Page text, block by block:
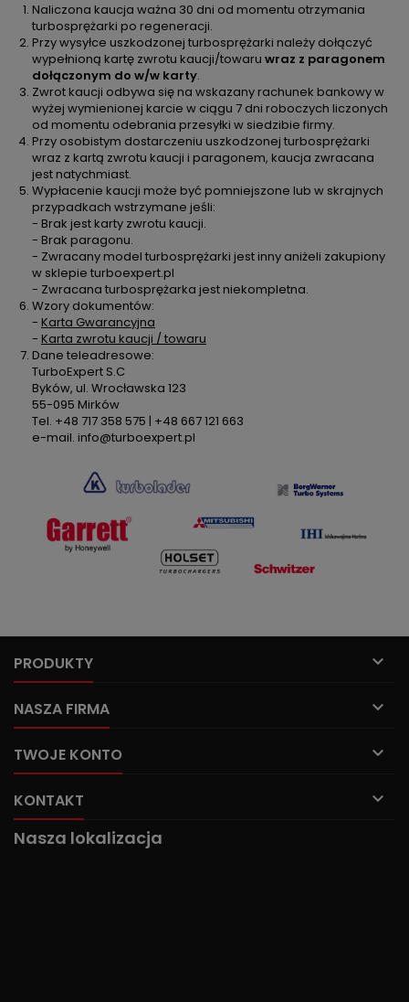
Naliczona kaucja ważna 30 dni od momentu otrzymania
turbosprężarki po regeneracji.
Przy wysyłce uszkodzonej turbosprężarki należy dołączyć
wypełnioną kartę zwrotu kaucji/towaru wraz z paragonem
dołączonym do w/w karty.
Zwrot kaucji odbywa się na wskazany rachunek bankowy w
wyżej wymienionej karcie w ciągu 7 dni roboczych liczonych
od momentu odebrania przesyłki w siedzibie firmy.
Przy osobistym dostarczeniu uszkodzonej turbosprężarki
wraz z kartą zwrotu kaucji i paragonem, kaucja zwracana
jest natychmiast.
Wypłacenie kaucji może być pomniejszone lub w skrajnych
przypadkach wstrzymane jeśli:
- Brak jest karty zwrotu kaucji.
- Brak paragonu.
- Zwracany model turbosprężarki jest inny aniżeli zakupiony
w sklepie turboexpert.pl
- Zwracana turbosprężarka jest niekompletna.
Wzory dokumentów:
- Karta Gwarancyjna
- Karta zwrotu kaucji / towaru
Dane teleadresowe:
TurboExpert S.C
Byków, ul. Wrocławska 123
55-095 Mirków
Tel. +48 717 358 575 | +48 667 121 663
e-mail. info@turboexpert.pl
PRODUKTY 
NASZA FIRMA 
TWOJE KONTO 
KONTAKT 
Nasza lokalizacja